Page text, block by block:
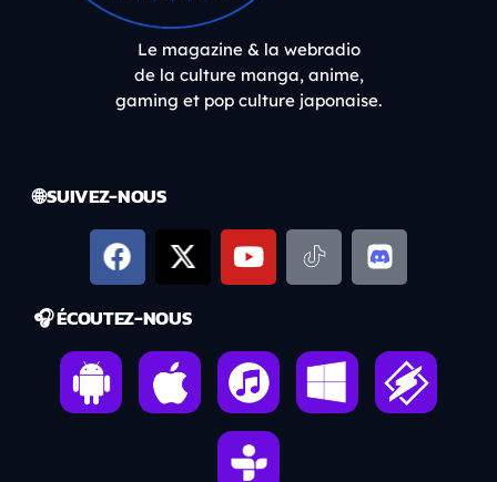
Le magazine & la webradio
de la culture manga, anime,
gaming et pop culture japonaise.
🌐 SUIVEZ-NOUS
🎧 ÉCOUTEZ-NOUS